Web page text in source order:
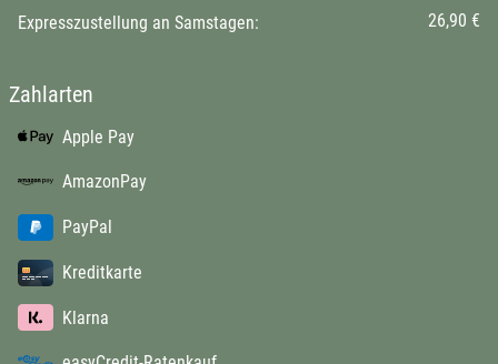
Expresszustellung an Samstagen:
26,90 €
Zahlarten
Apple Pay
AmazonPay
PayPal
Kreditkarte
Klarna